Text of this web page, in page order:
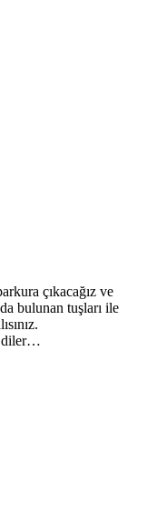
çıkacağız ve
bulunan tuşları ile
diler…